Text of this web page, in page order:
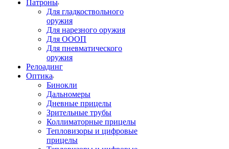
Патроны
Для гладкоствольного
оружия
Для нарезного оружия
Для ОООП
Для пневматического
оружия
Релоадинг
Оптика
Бинокли
Дальномеры
Дневные прицелы
Зрительные трубы
Коллиматорные прицелы
Тепловизоры и цифровые
прицелы